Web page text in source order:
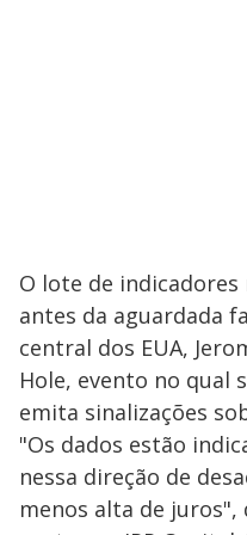
O lote de indicadores
antes da aguardada
central dos EUA,
Hole, evento no qual
emita sinalizações
"Os dados estão
nessa direção de
menos alta de juros",